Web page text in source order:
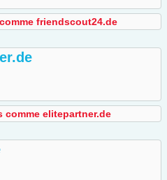
friendscout24.de
comme elitepartner.de